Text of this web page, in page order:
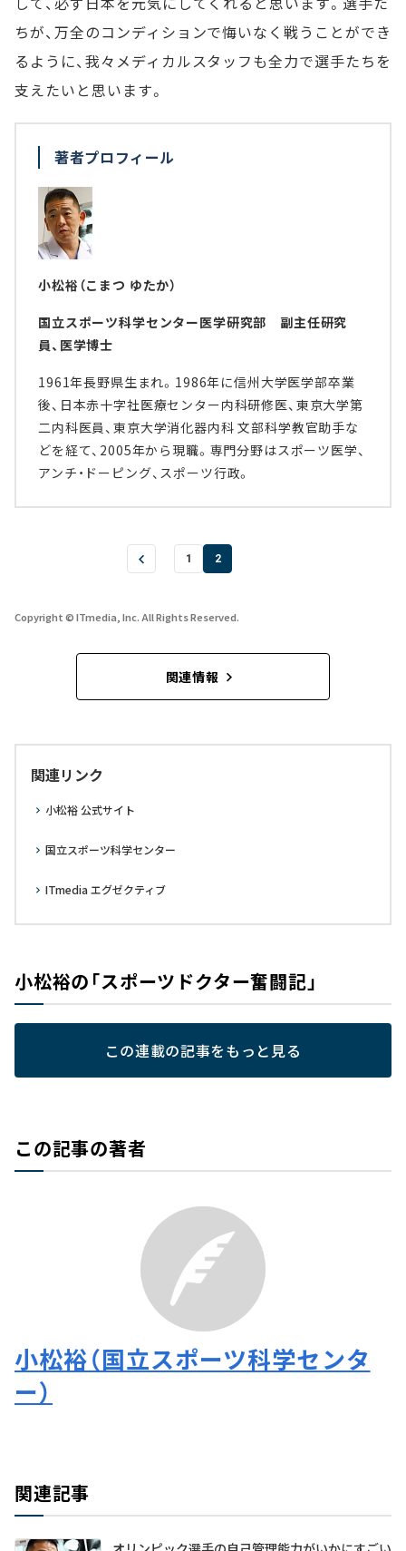
ちが、万全のコンディションで悔いなく戦うことができ
るように、我々メディカルスタッフも全力で選手たちを
支えたいと思います。
著者プロフィール
小松裕（こまつ ゆたか）
国立スポーツ科学センター医学研究部 副主任研究
員、医学博士
1961年長野県生まれ。1986年に信州大学医学部卒業
後、日本赤十字社医療センター内科研修医、東京大学第
二内科医員、東京大学消化器内科 文部科学教官助手な
どを経て、2005年から現職。専門分野はスポーツ医学、
アンチ・ドーピング、スポーツ行政。
1 2
Copyright © ITmedia, Inc. All Rights Reserved.
関連情報
関連リンク
小松裕 公式サイト
国立スポーツ科学センター
ITmedia エグゼクティブ
小松裕の「スポーツドクター奮闘記」
この連載の記事をもっと見る
この記事の著者
小松裕（国立スポーツ科学センタ
ー）
関連記事